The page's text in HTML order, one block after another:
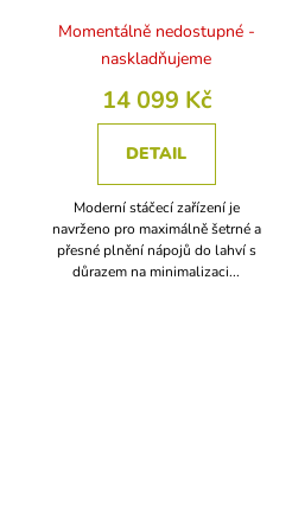
Momentálně nedostupné -
naskladňujeme
14 099 Kč
DETAIL
Moderní stáčecí zařízení je
navrženo pro maximálně šetrné a
přesné plnění nápojů do lahví s
důrazem na minimalizaci...